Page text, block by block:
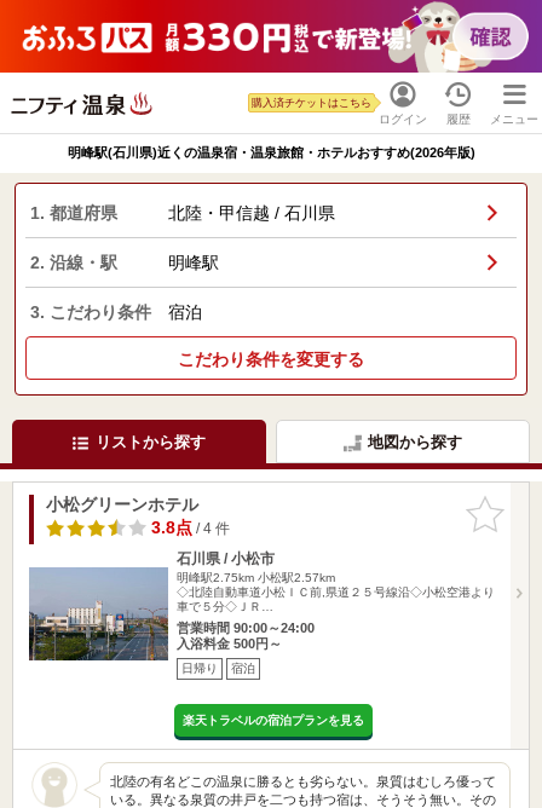
ログイン
購入済チケットはこちら
履歴 メニュー
明峰駅(石川県)近くの温泉宿・温泉旅館・ホテルおすすめ(2026年版)
1. 都道府県 北陸・甲信越 / 石川県
2. 沿線・駅 明峰駅
3. こだわり条件 宿泊
こだわり条件を変更する
リストから探す 地図から探す
お気に入
りに追加
小松グリーンホテル
3.8点/ 4 件
石川県 / 小松市
明峰駅2.75km 小松駅2.57km
◇北陸自動車道小松ＩＣ前,県道２５号線沿◇小松空港より
車で５分◇ＪＲ…
営業時間 90:00～24:00
入浴料金 500円～
日帰り 宿泊
楽天トラベルの宿泊プランを見る
北陸の有名どこの温泉に勝るとも劣らない。泉質はむしろ優って
いる。異なる泉質の井戸を二つも持つ宿は、そうそう無い。その